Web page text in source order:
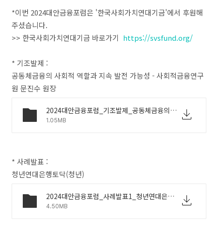
*이번 2024대안금융포럼은 '한국사회가치연대기금'에서 후원해
주셨습니다.
>> 한국사회가치연대기금 바로가기 https://svsfund.org/
* 기조발제 :
공동체금융의 사회적 역할과 지속 발전 가능성 -사회적금융연구
원 문진수 원장
2024대안금융포럼_기조발제_공동체금융의 사회적 역할과 지속 발전 가능성pdf.pdf
1.05MB
* 사례발표 :
청년연대은행토닥(청년)
2024대안금융포럼_사례발표1_청년연대은행토닥.pdf
4.50MB